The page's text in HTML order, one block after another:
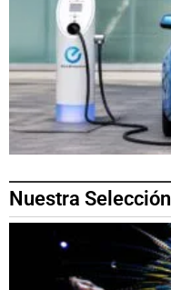
Nuestra Selección